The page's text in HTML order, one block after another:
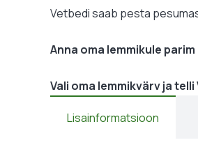
Vetbedi saab pesta
Anna oma lemmikule
Vali oma lemmikvärv ja
Lisainformatsioon